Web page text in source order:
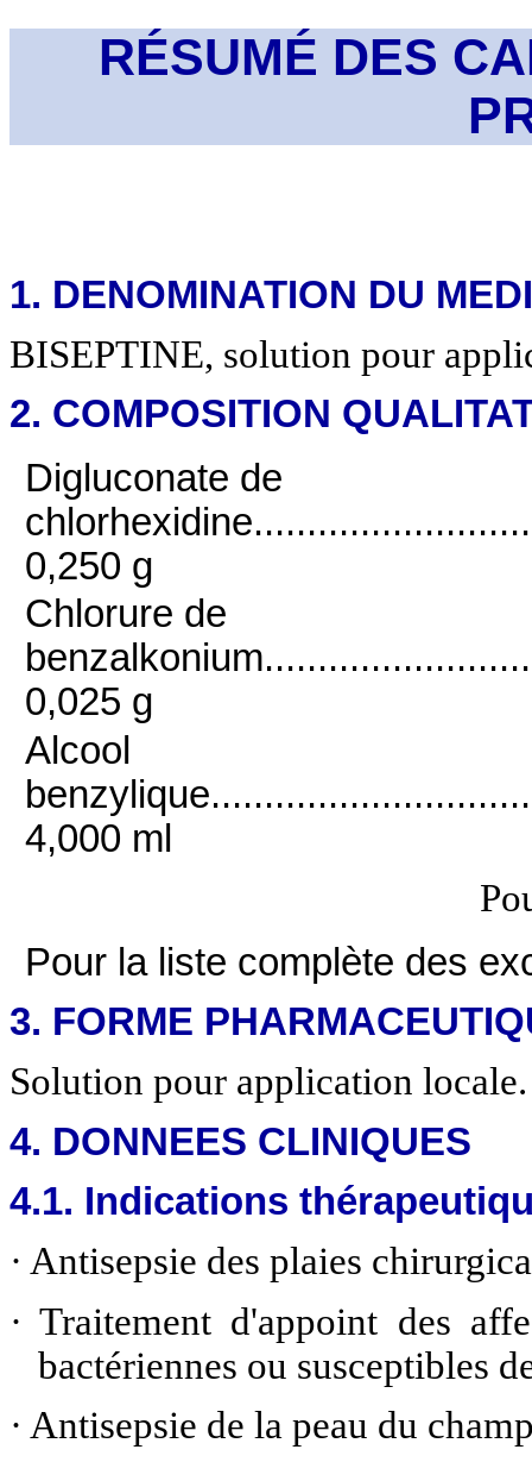
RÉSUMÉ DES
1. DENOMINATION DU
BISEPTINE, solution pour
2. COMPOSITION
Digluconate de
0,250 g
Chlorure de
0,025 g
Alcool
4,000 ml
Pour la liste complète des
3. FORME
Solution pour application locale.
4. DONNEES CLINIQUES
4.1. Indications
· Antisepsie des plaies
· Traitement d'appoint des
bactériennes ou susceptibles
· Antisepsie de la peau du